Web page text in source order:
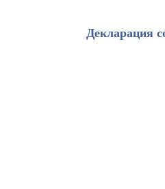
Декларация